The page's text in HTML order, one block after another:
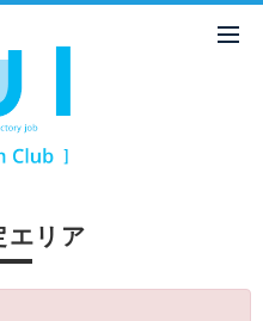
エリア